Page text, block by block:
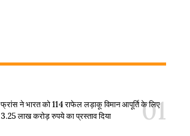
फ्रांस ने भारत को 114 राफेल लड़ाकू विमान आपूर्ति के लिए
3.25 लाख करोड़ रुपये का प्रस्ताव दिया